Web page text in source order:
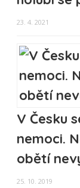
23. 4. 2021
V Česku
nemoci.
obětí
25. 10. 2019